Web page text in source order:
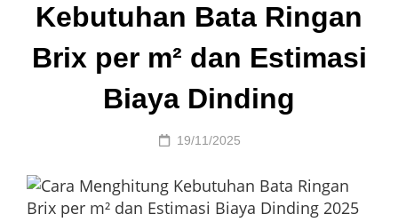
Kebutuhan Bata Ringan
Brix per m² dan Estimasi
Biaya Dinding
Posted
19/11/2025